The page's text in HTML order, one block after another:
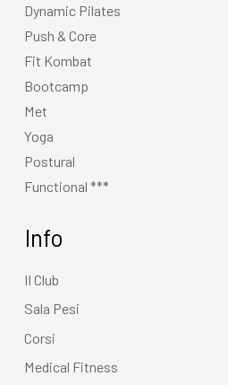
Dynamic Pilates
Push & Core
Fit Kombat
Bootcamp
Met
Yoga
Postural
Functional ***
Info
Il Club
Sala Pesi
Corsi
Medical Fitness